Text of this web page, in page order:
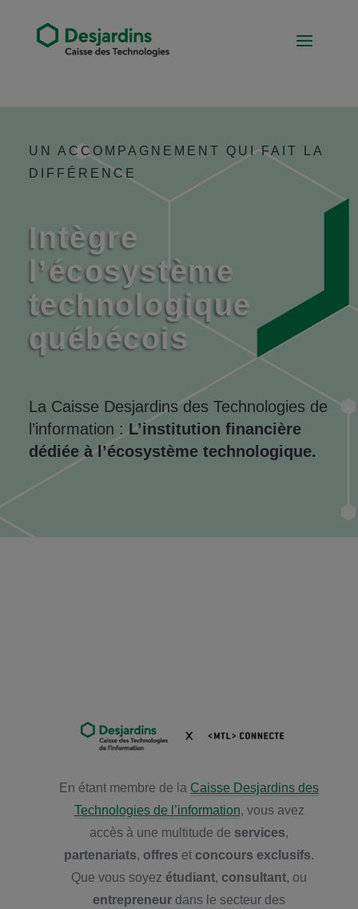
UN ACCOMPAGNEMENT QUI FAIT LA
DIFFÉRENCE
Intègre
l’écosystème
technologique
québécois
La Caisse Desjardins des Technologies de
l’information :L’institution financière
dédiée à l’écosystème technologique.
En étant membre de la Caisse Desjardins des
Technologies de l’information, vous avez
accès à une multitude de services,
partenariats,offres etconcours exclusifs.
Que vous soyezétudiant,consultant, ou
entrepreneur dans le secteur des